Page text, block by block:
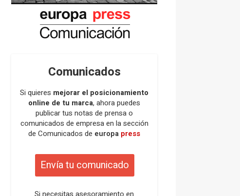
Comunicados
Si quieres mejorar el posicionamiento
online de tu marca, ahora puedes
publicar tus notas de prensa o
comunicados de empresa en la sección
de Comunicados de europa press
Envía tu comunicado